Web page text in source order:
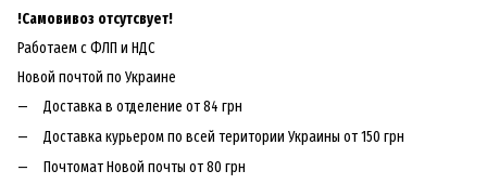
!Самовивоз отсутсвует!
Работаем с ФЛП и НДС
Новой почтой по Украине
Доставка в отделение от 84 грн
Доставка курьером по всей територии Украины от 150 грн
Почтомат Новой почты от 80 грн